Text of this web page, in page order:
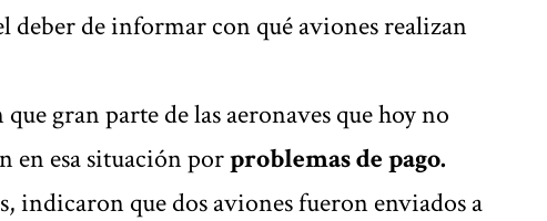
deber de informar con qué aviones realizan
gran parte de las aeronaves que hoy no
en esa situación porproblemas de pago.
indicaron que dos aviones fueron enviados a